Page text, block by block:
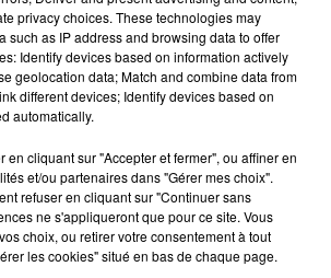
POUR HOMICIDE
COURS, APRÈS LA...
privacy choices. These technologies may
such as IP address and browsing data to offer
Identify devices based on information actively
geolocation data; Match and combine data from
different devices; Identify devices based on
automatically.
en cliquant sur "Accepter et fermer", ou affiner en
et/ou partenaires dans "Gérer mes choix".
refuser en cliquant sur "Continuer sans
ne s'appliqueront que pour ce site. Vous
choix, ou retirer votre consentement à tout
les cookies" situé en bas de chaque page.